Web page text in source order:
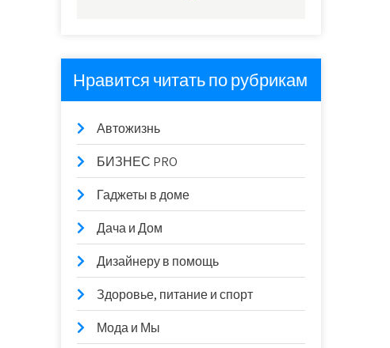
Нравится читать по рубрикам
Автожизнь
БИЗНЕС PRO
Гаджеты в доме
Дача и Дом
Дизайнеру в помощь
Здоровье, питание и спорт
Мода и Мы